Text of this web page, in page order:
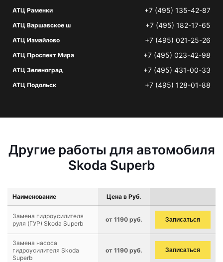
АТЦ Раменки +7 (495) 135-42-87
АТЦ Варшавское ш +7 (495) 182-17-65
АТЦ Измайлово +7 (495) 021-25-26
АТЦ Проспект Мира +7 (495) 023-42-98
АТЦ Зеленоград +7 (495) 431-00-33
АТЦ Подольск +7 (495) 128-01-88
Другие работы для автомобиля
Skoda Superb
Наименование Цена в Руб.
Замена гидроусилителя
руля (ГУР) Skoda Superb
от 1190 руб. Записаться
Замена насоса
гидроусилителя Skoda
Superb
от 1190 руб. Записаться